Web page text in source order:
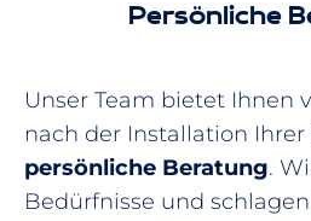
Persönliche
Unser Team bietet Ihnen
nach der Installation
persönliche Beratung.
Bedürfnisse und